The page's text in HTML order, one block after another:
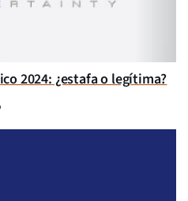
2024: ¿estafa o legítima?